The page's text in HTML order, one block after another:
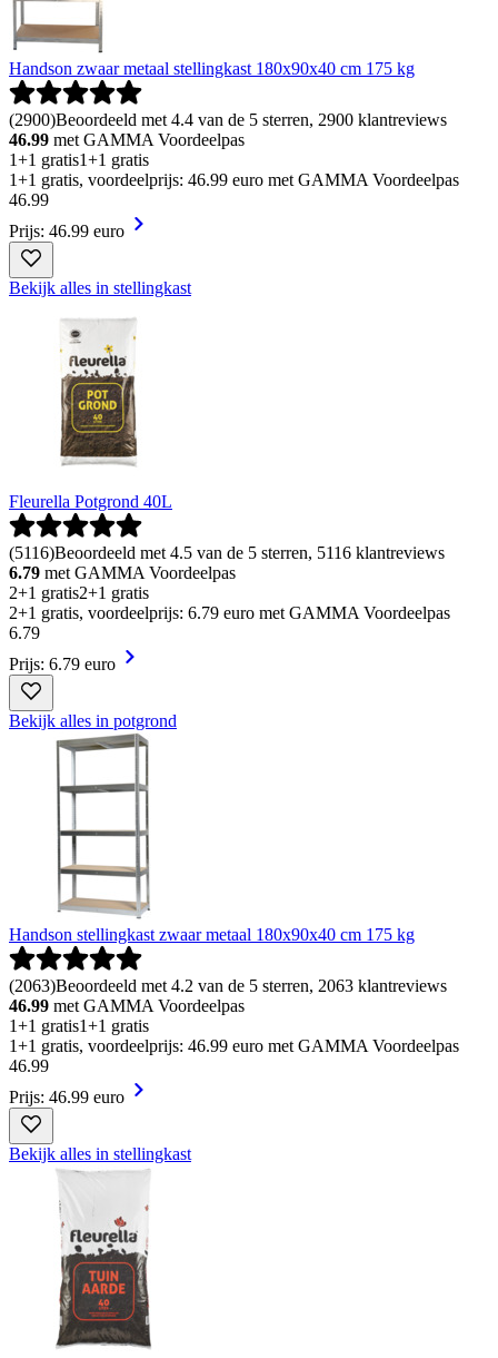
Handson zwaar metaal stellingkast 180x90x40 cm 175 kg
(2900)Beoordeeld met 4.4 van de 5 sterren, 2900 klantreviews
46.99 met GAMMA Voordeelpas
1+1 gratis1+1 gratis
1+1 gratis, voordeelprijs: 46.99 euro met GAMMA Voordeelpas
46.99
Prijs: 46.99 euro
Bekijk alles in stellingkast
Fleurella Potgrond 40L
(5116)Beoordeeld met 4.5 van de 5 sterren, 5116 klantreviews
6.79 met GAMMA Voordeelpas
2+1 gratis2+1 gratis
2+1 gratis, voordeelprijs: 6.79 euro met GAMMA Voordeelpas
6.79
Prijs: 6.79 euro
Bekijk alles in potgrond
Handson stellingkast zwaar metaal 180x90x40 cm 175 kg
(2063)Beoordeeld met 4.2 van de 5 sterren, 2063 klantreviews
46.99 met GAMMA Voordeelpas
1+1 gratis1+1 gratis
1+1 gratis, voordeelprijs: 46.99 euro met GAMMA Voordeelpas
46.99
Prijs: 46.99 euro
Bekijk alles in stellingkast